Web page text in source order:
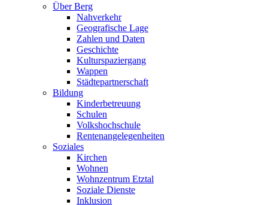
Über Berg
Nahverkehr
Geografische Lage
Zahlen und Daten
Geschichte
Kulturspaziergang
Wappen
Städtepartnerschaft
Bildung
Kinderbetreuung
Schulen
Volkshochschule
Rentenangelegenheiten
Soziales
Kirchen
Wohnen
Wohnzentrum Etztal
Soziale Dienste
Inklusion